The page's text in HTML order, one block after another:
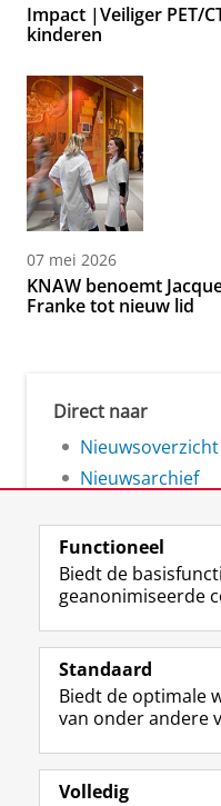
Impact |Veiliger PET/
kinderen
07 mei 2026
KNAW benoemt
Franke tot nieuw lid
Direct naar
Nieuwsoverzicht
Nieuwsarchief
Volg de
Studiekiezers
Alumni
Functioneel
Biedt de
geanonimiseerde
Standaard
Biedt de optimale
van onder andere
Volledig